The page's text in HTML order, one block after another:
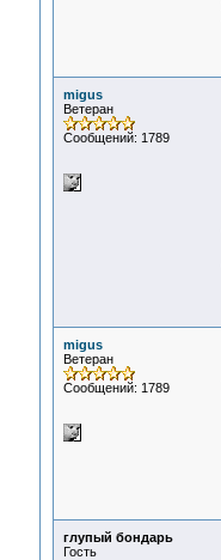
migus
Ветеран
Сообщений: 1789
migus
Ветеран
Сообщений: 1789
глупый бондарь
Гость